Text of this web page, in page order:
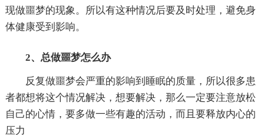
现做噩梦的现象。所以有这种情况后要及时处理，避免身
体健康受到影响。
2、总做噩梦怎么办
反复做噩梦会严重的影响到睡眠的质量，所以很多患
者都想将这个情况解决，想要解决，那么一定要注意放松
自己的心情，要多做一些有趣的活动，而且要释放内心的
压力